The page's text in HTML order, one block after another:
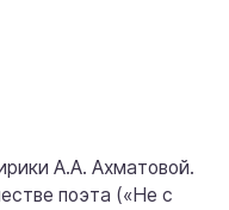
А.А. Ахматовой.
поэта («Не с